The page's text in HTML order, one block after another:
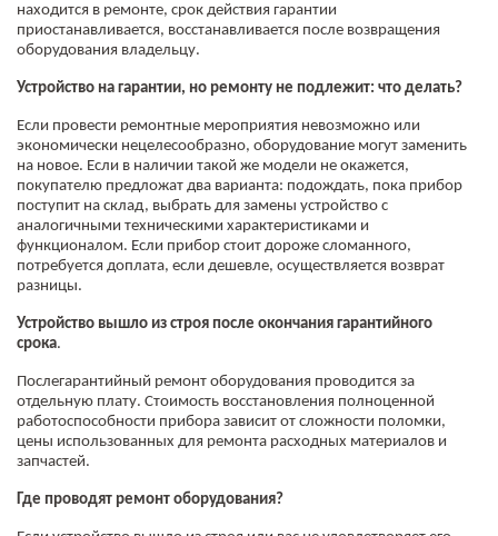
находится в ремонте, срок действия гарантии
приостанавливается, восстанавливается после возвращения
оборудования владельцу.
Устройство на гарантии, но ремонту не подлежит: что делать?
Если провести ремонтные мероприятия невозможно или
экономически нецелесообразно, оборудование могут заменить
на новое. Если в наличии такой же модели не окажется,
покупателю предложат два варианта: подождать, пока прибор
поступит на склад, выбрать для замены устройство с
аналогичными техническими характеристиками и
функционалом. Если прибор стоит дороже сломанного,
потребуется доплата, если дешевле, осуществляется возврат
разницы.
Устройство вышло из строя после окончания гарантийного
срока.
Послегарантийный ремонт оборудования проводится за
отдельную плату. Стоимость восстановления полноценной
работоспособности прибора зависит от сложности поломки,
цены использованных для ремонта расходных материалов и
запчастей.
Где проводят ремонт оборудования?